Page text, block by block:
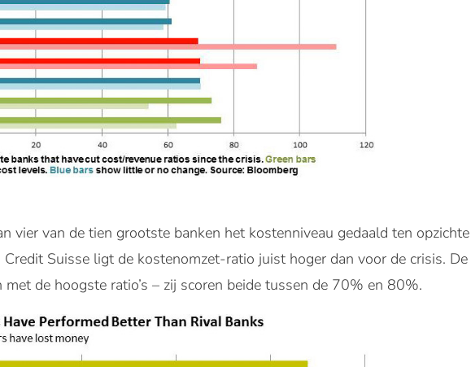
vier van de tien grootste banken het kostenniveau gedaald ten
Suisse ligt de kostenomzet-ratio juist hoger dan voor de crisis. De
de hoogste ratio’s – zij scoren beide tussen de 70% en 80%.